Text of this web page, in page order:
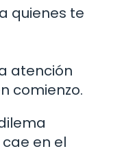
quienes te
atención
comienzo.
en el